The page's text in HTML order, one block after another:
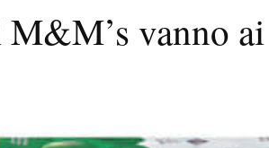
vanno